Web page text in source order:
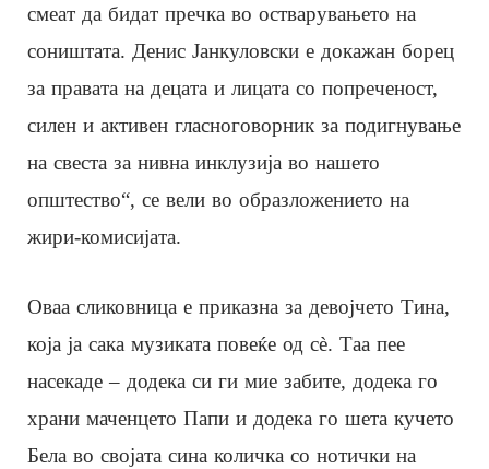
смеат да бидат пречка во остварувањето на
соништата. Денис Јанкуловски е докажан борец
за правата на децата и лицата со попреченост,
силен и активен гласноговорник за подигнување
на свеста за нивна инклузија во нашето
општество“, се вели во образложението на
жири-комисијата.
Оваа сликовница е приказна за девојчето Тина,
која ја сака музиката повеќе од сѐ. Таа пее
насекаде – додека си ги мие забите, додека го
храни маченцето Папи и додека го шета кучето
Бела во својата сина количка со нотички на